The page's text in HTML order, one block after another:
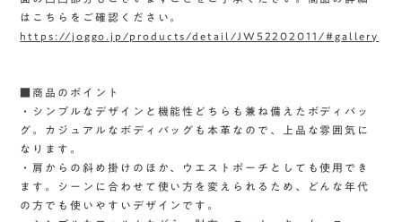
はこちらをご確認ください。
https://joggo.jp/products/detail/JW52202011/#gallery
■商品のポイント
・シンプルなデザインと機能性どちらも兼ね備えたボディバッ
グ。カジュアルなボディバッグも本革なので、上品な雰囲気に
なります。
・肩からの斜め掛けのほか、ウエストポーチとしても使用でき
ます。シーンに合わせて使い方を変えられるため、どんな年代
の方でも使いやすいデザインです。